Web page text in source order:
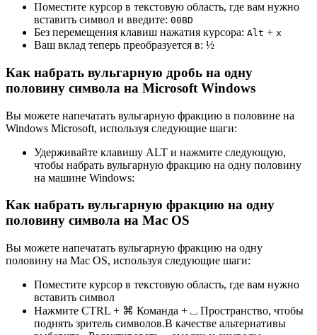
Поместите курсор в текстовую область, где вам нужно
вставить символ и введите: 00BD
Без перемещения клавиш нажатия курсора: Alt + x
Ваш вклад теперь преобразуется в: ½
Как набрать вульгарную дробь на одну
половину символа на Microsoft Windows
Вы можете напечатать вульгарную фракцию в половине на
Windows Microsoft, используя следующие шаги:
Удерживайте клавишу ALT и нажмите следующую,
чтобы набрать вульгарную фракцию на одну половину
на машине Windows:
Как набрать вульгарную фракцию на одну
половину символа на Mac OS
Вы можете напечатать вульгарную фракцию на одну
половину на Mac OS, используя следующие шаги:
Поместите курсор в текстовую область, где вам нужно
вставить символ
Нажмите CTRL + ⌘ Команда + ⎵ Пространство, чтобы
поднять зритель символов.В качестве альтернативы